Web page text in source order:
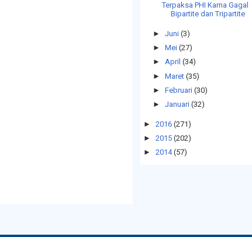
Terpaksa PHI Karna Gagal
Bipartite dan Tripartite
► Juni (3)
► Mei (27)
► April (34)
► Maret (35)
► Februari (30)
► Januari (32)
► 2016 (271)
► 2015 (202)
► 2014 (57)